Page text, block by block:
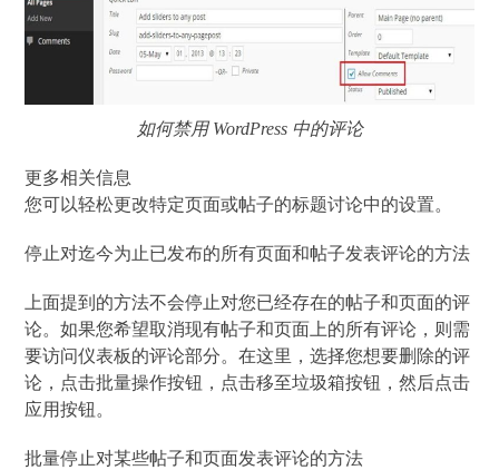
如何禁用 WordPress 中的评论
更多相关信息
您可以轻松更改特定页面或帖子的标题讨论中的设置。
停止对迄今为止已发布的所有页面和帖子发表评论的方法
上面提到的方法不会停止对您已经存在的帖子和页面的评
论。如果您希望取消现有帖子和页面上的所有评论，则需
要访问仪表板的评论部分。在这里，选择您想要删除的评
论，点击批量操作按钮，点击移至垃圾箱按钮，然后点击
应用按钮。
批量停止对某些帖子和页面发表评论的方法